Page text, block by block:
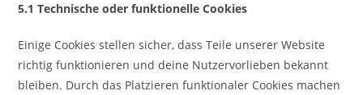
5.1 Technische oder funktionelle Cookies
Einige Cookies stellen sicher, dass Teile unserer Website
richtig funktionieren und deine Nutzervorlieben bekannt
bleiben. Durch das Platzieren funktionaler Cookies machen